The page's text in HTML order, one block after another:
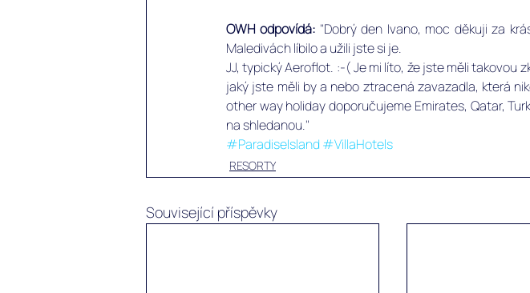
OWH odpovídá: "Dobrý den Ivano, moc děkuji za
Maledivách líbilo a užili jste si je.
JJ, typický Aeroflot. :-( Je mi líto, že jste měli takovou
jaký jste měli by a nebo ztracená zavazadla, která
other way holiday doporučujeme Emirates, Qatar,
na shledanou."
#ParadiseIsland#VillaHotels
RESORTY
Související příspěvky